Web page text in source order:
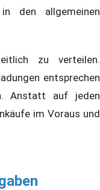
den allgemeinen
zu verteilen.
entsprechen
Anstatt auf jeden
im Voraus und